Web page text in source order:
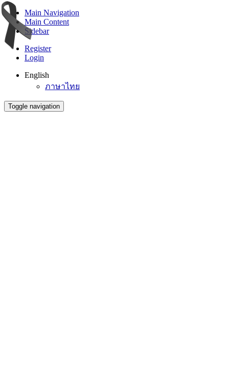
Main Navigation
Main Content
Sidebar
Register
Login
English
ภาษาไทย
Toggle navigation